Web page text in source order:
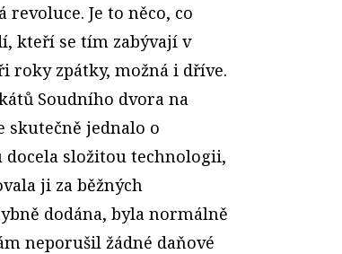
Je to něco, co
kteří se tím zabývají v
roky zpátky, možná i dříve.
Soudního dvora na
skutečně jednalo o
docela složitou technologii,
ji za běžných
dodána, byla normálně
neporušil žádné daňové